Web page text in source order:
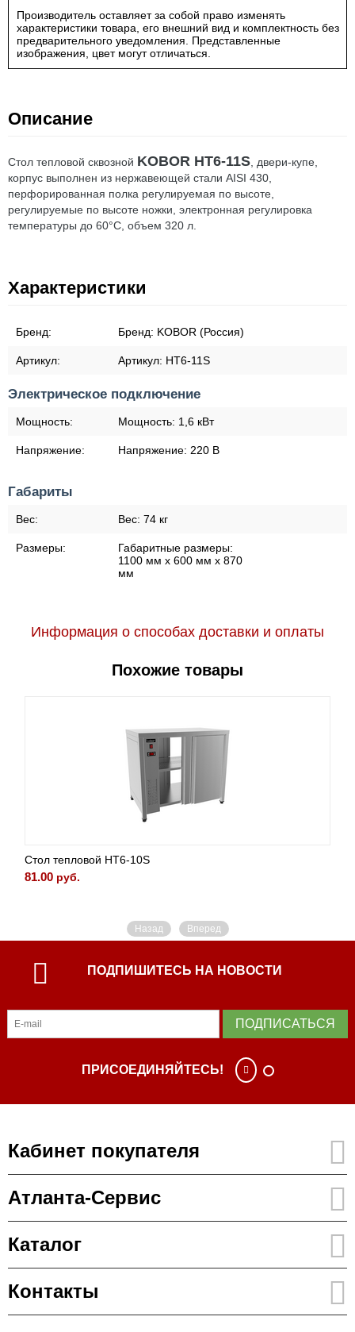
Производитель оставляет за собой право изменять
характеристики товара, его внешний вид и комплектность без
предварительного уведомления. Представленные
изображения, цвет могут отличаться.
Описание
Стол тепловой сквозной KOBOR HT6-11S , двери-купе,
корпус выполнен из нержавеющей стали AISI 430,
перфорированная полка регулируемая по высоте,
регулируемые по высоте ножки, электронная регулировка
температуры до 60°С, объем 320 л.
Характеристики
Бренд: Бренд: KOBOR (Россия)
Артикул: Артикул: HT6-11S
Электрическое подключение
Мощность: Мощность: 1,6 кВт
Напряжение: Напряжение: 220 В
Габариты
Вес: Вес: 74 кг
Размеры:
Габаритные размеры:
1100 мм х 600 мм х 870
мм
Информация о способах доставки и оплаты
Похожие товары
Стол тепловой HT6-10S
81.00 руб.
Назад Вперед
ПОДПИШИТЕСЬ НА НОВОСТИ
ПОДПИСАТЬСЯ
ПРИСОЕДИНЯЙТЕСЬ!
Кабинет покупателя
Атланта-Сервис
Каталог
Контакты